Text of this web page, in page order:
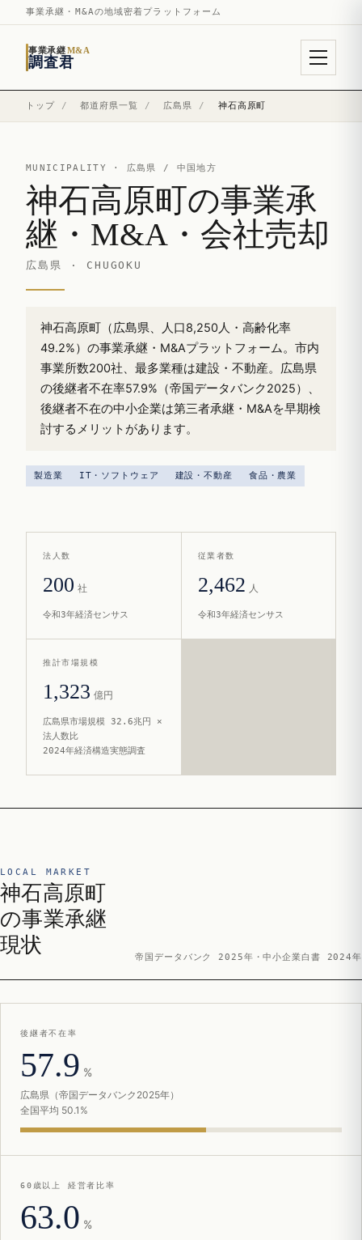
事業承継・M&Aの地域密着プラットフォーム
事業承継M&A
調査君
トップ / 都道府県一覧 / 広島県 / 神石高原町
MUNICIPALITY · 広島県 / 中国地方
神石高原町の事業承
継・M&A・会社売却
広島県 · CHUGOKU
神石高原町（広島県、人口8,250人・高齢化率
49.2%）の事業承継・M&Aプラットフォーム。市内
事業所数200社、最多業種は建設・不動産。広島県
の後継者不在率57.9%（帝国データバンク2025）、
後継者不在の中小企業は第三者承継・M&Aを早期検
討するメリットがあります。
製造業 IT・ソフトウェア 建設・不動産 食品・農業
法人数
200 社
令和3年経済センサス
従業者数
2,462 人
令和3年経済センサス
推計市場規模
1,323 億円
広島県市場規模 32.6兆円 ×
法人数比
2024年経済構造実態調査
LOCAL MARKET
神石高原町
の事業承継
現状
帝国データバンク 2025年・中小企業白書 2024年
後継者不在率
57.9 %
広島県（帝国データバンク2025年）
全国平均 50.1%
60歳以上 経営者比率
63.0 %